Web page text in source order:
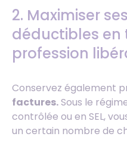
2. Maximiser
déductibles en
profession
Conservez également
factures.Sous le
contrôlée ou en SEL,
un certain nombre de